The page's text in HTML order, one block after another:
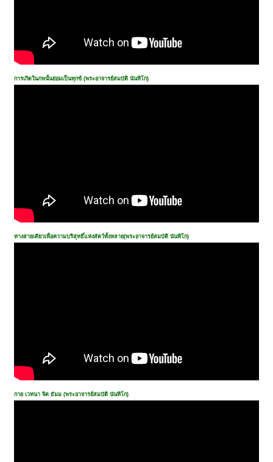
การเกิดในภพนั้นย่อมเป็นทุกข์ (พระอาจารย์สมบัติ นันทิโก)
ทางสายเดียวเพื่อความบริสุทธิ์แห่งสัตว์ทั้งหลาย(พระอาจารย์สมบัติ นันทิโก)
กาย เวทนา จิต ธัมม (พระอาจารย์สมบัติ นันทิโก)